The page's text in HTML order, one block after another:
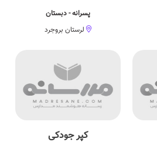
پسرانه - دبستان
لرستان بروجرد
کپر جودکی